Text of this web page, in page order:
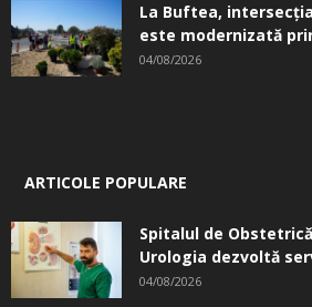
La Buftea,
este modernizată
04/08/2026
ARTICOLE POPULARE
Spitalul de
Urologia dezvoltă
04/08/2026